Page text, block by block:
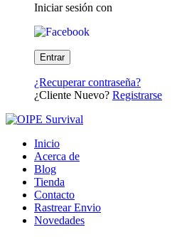
Iniciar sesión con
¿Recuperar contraseña?
¿Cliente Nuevo? Registrarse
Inicio
Acerca de
Blog
Tienda
Contacto
Rastrear Envio
Novedades